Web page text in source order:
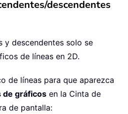
descendentes
y descendentes solo se
de líneas en 2D.
de líneas para que aparezca
de gráficos en la Cinta de
de pantalla: